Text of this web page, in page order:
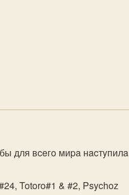
для вceгo миpa нacтyпилa
Totoro#1 & #2, Psychoz